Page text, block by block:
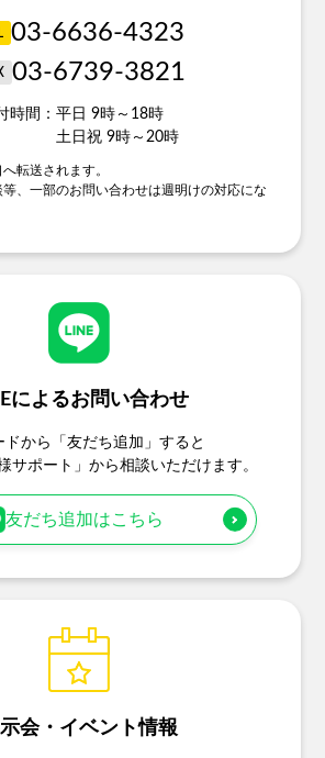
03-6636-4323
03-6739-3821
時間： 平日 9時～18時
土日祝 9時～20時
転送されます。
、一部のお問い合わせは週明けの対応にな
によるお問い合わせ
ドから「友だち追加」すると
サポート」から相談いただけます。
友だち追加はこちら
会・イベント情報